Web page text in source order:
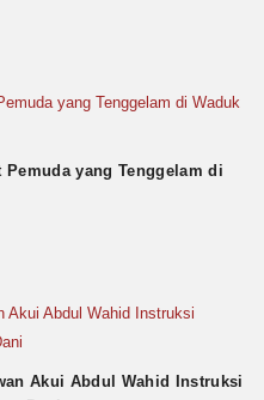
Pemuda yang Tenggelam di
Akui Abdul Wahid Instruksi